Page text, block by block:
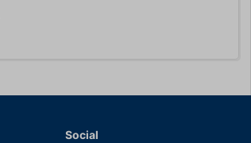
Social